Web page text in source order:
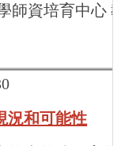
師資培育中心
況和可能性